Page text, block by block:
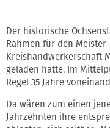
Der historische
Rahmen für den
Kreishandwerkerschaft
geladen hatte. Im
Regel 35 Jahre
Da wären zum einen
Jahrzehnten ihre